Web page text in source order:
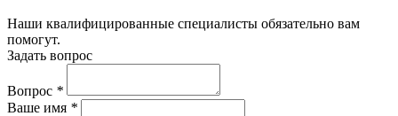
Наши квалифицированные специалисты обязательно вам
помогут.
Задать вопрос
Вопрос *
Ваше имя *